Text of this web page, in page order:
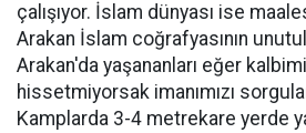
çalışıyor. İslam dünyası ise
Arakan İslam coğrafyasının
Arakan'da yaşananları eğer
hissetmiyorsak imanımızı
Kamplarda 3-4 metrekare yerde